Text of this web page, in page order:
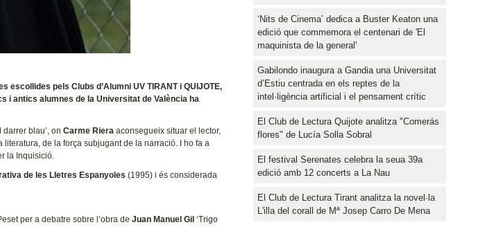
escollides pels Clubs d’Alumni UV TIRANT i QUIJOTE,
i antics alumnes de la Universitat de València ha
darrer blau’, onCarme Riera aconsegueix situar el lector,
de la força subjugant de la narració. I ho fa a
la Inquisició.
de les Lletres Espanyoles (1995) i és considerada
per a debatre sobre l’obra deJuan Manuel Gil ‘Trigo
‘Nits de Cinema’ dedica a Buster Keaton una
edició que commemora el centenari de 'El
maquinista de la general'
Gabilondo inaugura a Gandia una Universitat
d’Estiu centrada en els reptes de la
intel·ligència artificial i el pensament crític
El Club de Lectura Quijote analitza "Comerás
flores" de Lucía Solla Sobral
El festival Serenates celebra la seua 39a
edició amb 12 concerts a La Nau
El Club de Lectura Tirant analitza la novel·la
L'illa del corall de Mª Josep Carro De Mena